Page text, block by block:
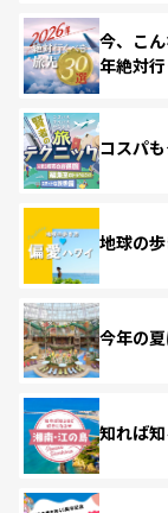
今、こ
年絶対
コスパ
地球の
今年の
知れば